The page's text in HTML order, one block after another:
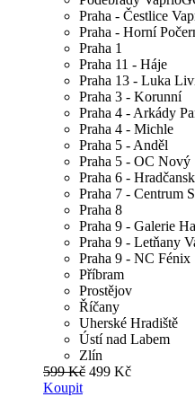
Praha - Čestlice
Praha - Horní
Praha 1
Praha 11 - Háje
Praha 13 - Luka
Praha 3 - Korunní
Praha 4 - Arkády
Praha 4 - Michle
Praha 5 - Anděl
Praha 5 - OC
Praha 6 -
Praha 7 - Centrum
Praha 8
Praha 9 - Galerie
Praha 9 - Letňany
Praha 9 - NC Fénix
Příbram
Prostějov
Říčany
Uherské Hradiště
Ústí nad Labem
Zlín
599 Kč 499 Kč
Koupit